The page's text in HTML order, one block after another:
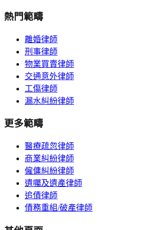
熱門範疇
離婚律師
刑事律師
物業買賣律師
交通意外律師
工傷律師
漏水糾紛律師
更多範疇
醫療疏忽律師
商業糾紛律師
僱傭糾紛律師
遺囑及遺產律師
追債律師
債務重組/破產律師